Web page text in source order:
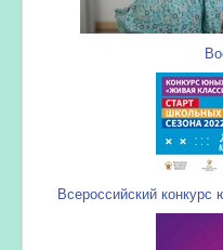
Всероссийский